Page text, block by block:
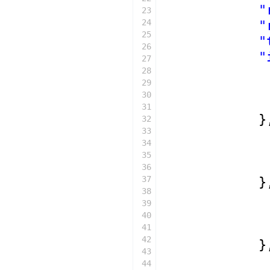
23
24
25
26
27
28
29
30
31
32
33
34
35
36
37
38
39
40
41
42
43
44